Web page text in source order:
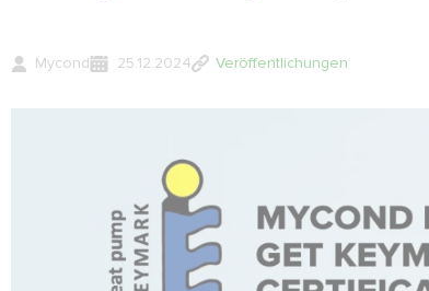
Mycond 25.12.2024 Veröffentlichungen